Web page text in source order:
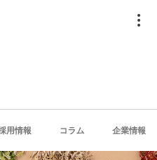
用情報 コラム 企業情報